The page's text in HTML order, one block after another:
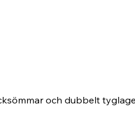
och dubbelt